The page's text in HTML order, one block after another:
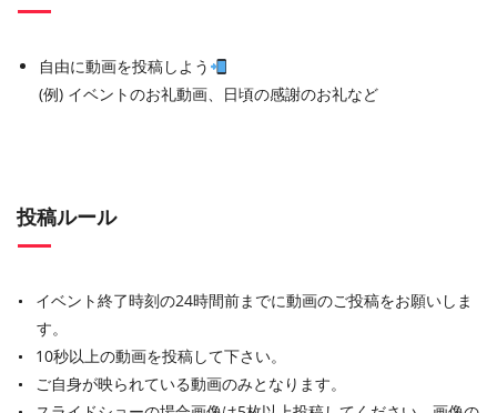
自由に動画を投稿しよう
(例) イベントのお礼動画、日頃の感謝のお礼など
投稿ルール
イベント終了時刻の24時間前までに動画のご投稿をお願いしま
す。
10秒以上の動画を投稿して下さい。
ご自身が映られている動画のみとなります。